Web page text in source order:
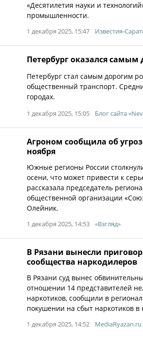
«Десятилетия науки и
промышленности.
1 декабря 2025, 15:47 Известия-
Петербург оказался
Петербург стал самым дорогим
общественный транспорт.
городах.
1 декабря 2025, 15:05 Блог сайта
Агроном сообщила об
ноября
Южные регионы России
осени, что может привести к
рассказала председатель
общественной организации
Олейник.
1 декабря 2025, 14:53 «Взгляд»
В Рязани вынесли
сообщества наркодилеров
В Рязани суд вынес
отношении 14 представителей
наркотиков, сообщили в
покушении на сбыт наркотиков
1 декабря 2025, 14:52